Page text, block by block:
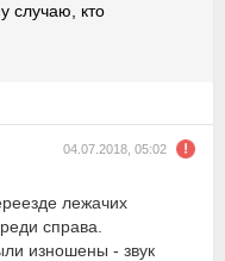
случаю, кто
04.07.2018, 05:02
лежачих
справа.
изношены - звук